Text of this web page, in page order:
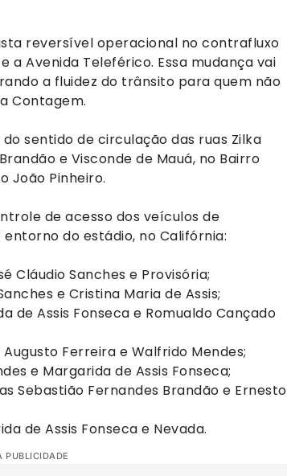
reversível operacional no contrafluxo
a Avenida Teleférico. Essa mudança vai
a fluidez do trânsito para quem não
Contagem.
sentido de circulação das ruas Zilka
e Visconde de Mauá, no Bairro
João Pinheiro.
de acesso dos veículos de
do estádio, no Califórnia:
Cláudio Sanches e Provisória;
e Cristina Maria de Assis;
de Assis Fonseca e Romualdo Cançado
Ferreira e Walfrido Mendes;
e Margarida de Assis Fonseca;
Sebastião Fernandes Brandão e Ernesto
de Assis Fonseca e Nevada.
PUBLICIDADE